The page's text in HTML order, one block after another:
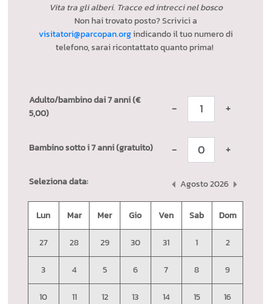
Vita tra gli alberi. Tracce ed intrecci nel bosco
Non hai trovato posto? Scrivici a
visitatori@parcopan.orgindicando il tuo numero di
telefono, sarai ricontattato quanto prima!
Adulto/bambino dai 7 anni (€
5,00)
- +
Bambino sotto i 7 anni (gratuito) - +
Seleziona data: Agosto 2026
Lun Mar Mer Gio Ven Sab Dom
27 28 29 30 31 1 2
3 4 5 6 7 8 9
10 11 12 13 14 15 16